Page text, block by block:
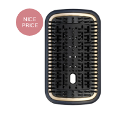
NICE
PRICE